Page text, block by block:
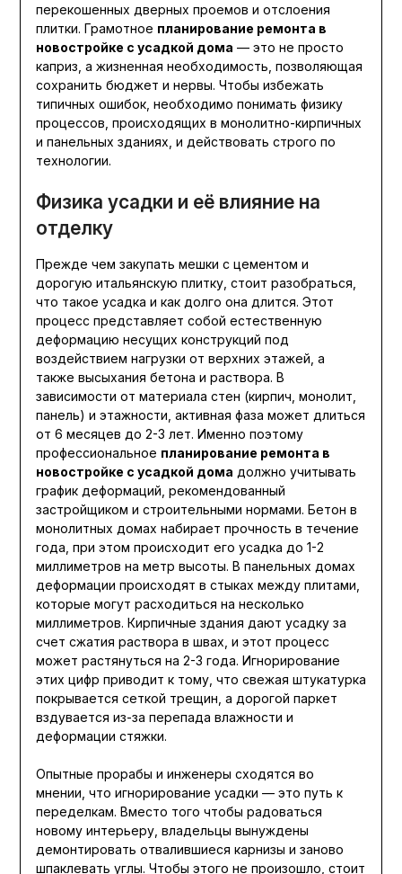
перекошенных дверных проемов и отслоения
плитки. Грамотное планирование ремонта в
новостройке с усадкой дома — это не просто
каприз, а жизненная необходимость, позволяющая
сохранить бюджет и нервы. Чтобы избежать
типичных ошибок, необходимо понимать физику
процессов, происходящих в монолитно-кирпичных
и панельных зданиях, и действовать строго по
технологии.
Физика усадки и её влияние на
отделку
Прежде чем закупать мешки с цементом и
дорогую итальянскую плитку, стоит разобраться,
что такое усадка и как долго она длится. Этот
процесс представляет собой естественную
деформацию несущих конструкций под
воздействием нагрузки от верхних этажей, а
также высыхания бетона и раствора. В
зависимости от материала стен (кирпич, монолит,
панель) и этажности, активная фаза может длиться
от 6 месяцев до 2-3 лет. Именно поэтому
профессиональное планирование ремонта в
новостройке с усадкой дома должно учитывать
график деформаций, рекомендованный
застройщиком и строительными нормами. Бетон в
монолитных домах набирает прочность в течение
года, при этом происходит его усадка до 1-2
миллиметров на метр высоты. В панельных домах
деформации происходят в стыках между плитами,
которые могут расходиться на несколько
миллиметров. Кирпичные здания дают усадку за
счет сжатия раствора в швах, и этот процесс
может растянуться на 2-3 года. Игнорирование
этих цифр приводит к тому, что свежая штукатурка
покрывается сеткой трещин, а дорогой паркет
вздувается из-за перепада влажности и
деформации стяжки.
Опытные прорабы и инженеры сходятся во
мнении, что игнорирование усадки — это путь к
переделкам. Вместо того чтобы радоваться
новому интерьеру, владельцы вынуждены
демонтировать отвалившиеся карнизы и заново
шпаклевать углы. Чтобы этого не произошло, стоит